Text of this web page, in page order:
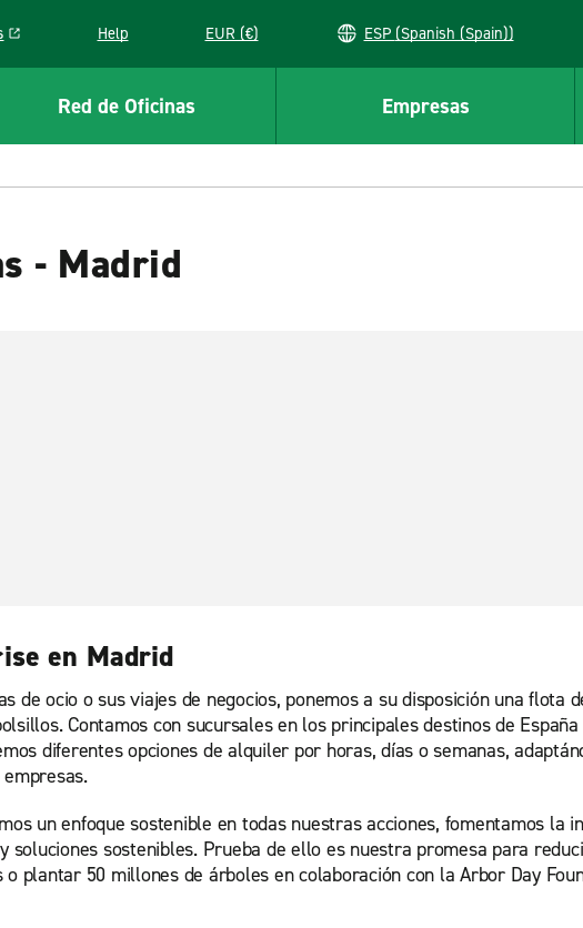
in a new window
Help EUR (€) ESP (Spanish (Spain))
Red de Oficinas Empresas
- Madrid
en Madrid
de ocio o sus viajes de negocios, ponemos a su disposición una flota
Contamos con sucursales en los principales destinos de
diferentes opciones de alquiler por horas, días o semanas,
un enfoque sostenible en todas nuestras acciones, fomentamos la
sostenibles. Prueba de ello es nuestra promesa para
plantar 50 millones de árboles en colaboración con la Arbor Day